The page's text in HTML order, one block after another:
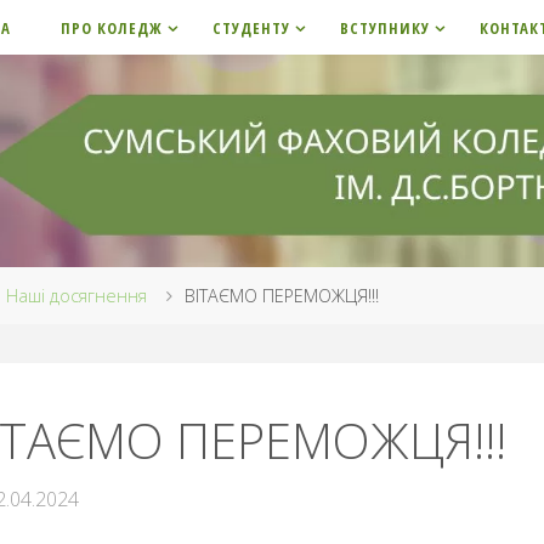
ПРО КОЛЕДЖ СТУДЕНТУ ВСТУПНИКУ
Наші досягнення ВІТАЄМО ПЕРЕМОЖЦЯ!!!
ПЕРЕМОЖЦЯ!!!